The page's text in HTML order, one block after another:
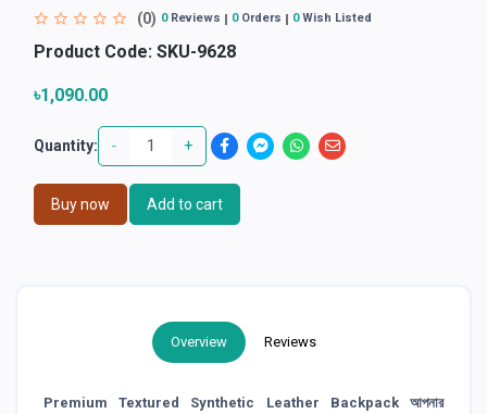
(0) 0Reviews 0Orders 0Wish Listed
Product Code: SKU-9628
৳1,090.00
Quantity: - +
Buy now Add to cart
Overview Reviews
Premium Textured Synthetic Leather Backpack আপনার